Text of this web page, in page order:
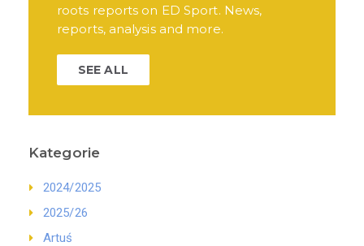
roots reports on ED Sport. News,
reports, analysis and more.
SEE ALL
Kategorie
2024/2025
2025/26
Artuś